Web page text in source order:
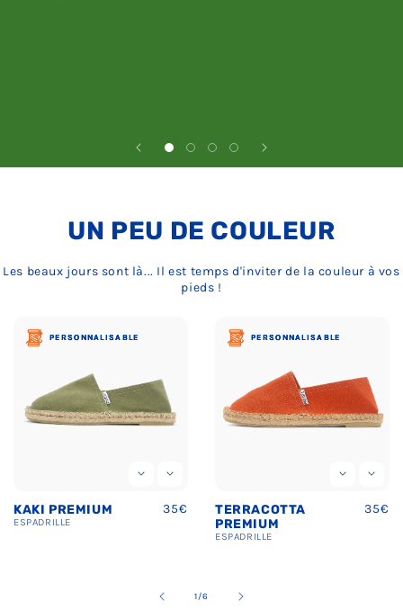
UN PEU DE COULEUR
Les beaux jours sont là... Il est temps d'inviter de la couleur à vos
pieds !
PERSONNALISABLE
PERSONNALISABLE
PERSONNALISABLE
TERRACOTTA
PREMIUM
Prix
habituel
35€
PERSONNALISABLE
PERSONNALISABLE
PERSONNALISABLE
ESPADRILLE
BLEU MARINE
PREMIUM
Prix
35€
2/de
6